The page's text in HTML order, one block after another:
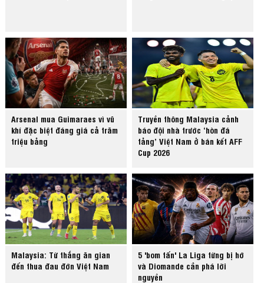
Arsenal mua Guimaraes vì vũ
khí đặc biệt đáng giá cả trăm
triệu bảng
Truyền thông Malaysia cảnh
báo đội nhà trước ‘hòn đá
tảng’ Việt Nam ở bán kết AFF
Cup 2026
Malaysia: Từ thắng ăn gian
đến thua đau đớn Việt Nam
5 'bom tấn' La Liga từng bị hớ
và Diomande cần phá lời
nguyền